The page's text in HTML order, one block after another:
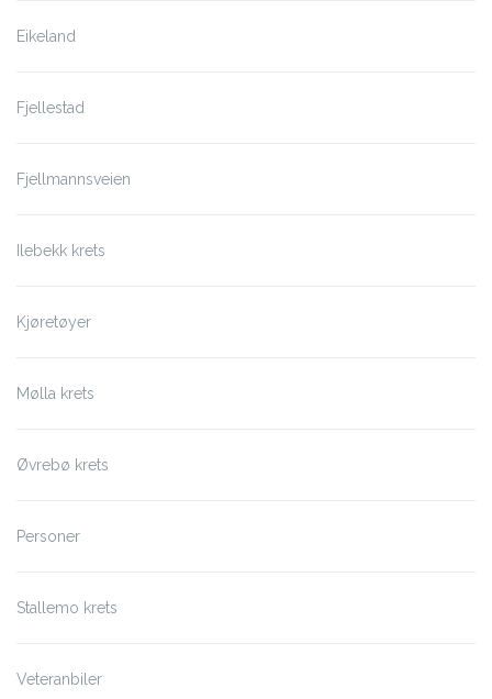
Eikeland
Fjellestad
Fjellmannsveien
Ilebekk krets
Kjøretøyer
Mølla krets
Øvrebø krets
Personer
Stallemo krets
Veteranbiler